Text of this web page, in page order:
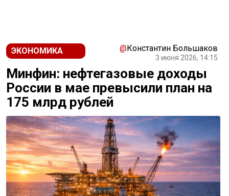
ЭКОНОМИКА @Константин Большаков
3 июня 2026, 14:15
Минфин: нефтегазовые доходы
России в мае превысили план на
175 млрд рублей